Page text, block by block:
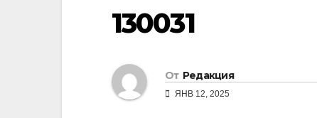
130031
От Редакция
ЯНВ 12, 2025